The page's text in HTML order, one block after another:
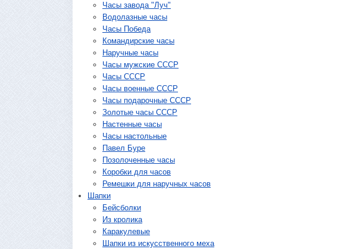
Часы завода "Луч"
Водолазные часы
Часы Победа
Командирские часы
Наручные часы
Часы мужские СССР
Часы СССР
Часы военные СССР
Часы подарочные СССР
Золотые часы СССР
Настенные часы
Часы настольные
Павел Буре
Позолоченные часы
Коробки для часов
Ремешки для наручных часов
Шапки
Бейсболки
Из кролика
Каракулевые
Шапки из искусственного меха